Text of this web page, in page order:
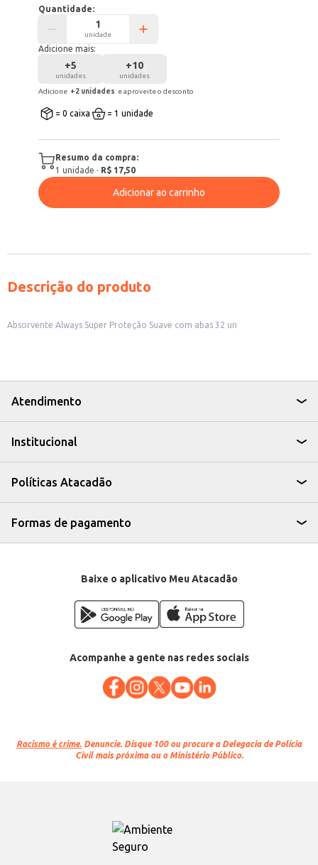
Quantidade:
unidade
Adicione mais:
+5
unidades
+10
unidades
Adicione +2 unidades e aproveite o desconto
= 0 caixa = 1 unidade
Resumo da compra:
1 unidade · R$ 17,50
Adicionar ao carrinho
Descrição do produto
Absorvente Always Super Proteção Suave com abas 32 un
Atendimento
Institucional
Políticas Atacadão
Formas de pagamento
Baixe o aplicativo Meu Atacadão
Acompanhe a gente nas redes sociais
Racismo é crime. Denuncie. Disque 100 ou procure a Delegacia de Polícia
Civil mais próxima ou o Ministério Público.